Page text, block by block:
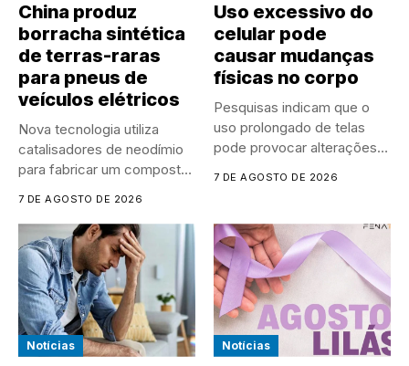
China produz
borracha sintética
de terras-raras
para pneus de
veículos elétricos
Nova tecnologia utiliza
catalisadores de neodímio
para fabricar um composto
7 DE AGOSTO DE 2026
Uso excessivo do
celular pode
causar mudanças
físicas no corpo
Pesquisas indicam que o
uso prolongado de telas
pode provocar alterações
7 DE AGOSTO DE 2026
Notícias Notícias